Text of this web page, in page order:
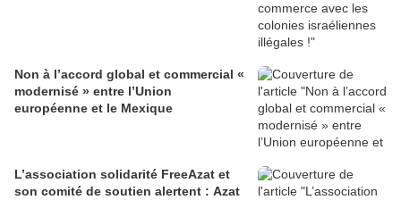
Non à l’accord global et commercial «
modernisé » entre l’Union
européenne et le Mexique
L’association solidarité FreeAzat et
son comité de soutien alertent : Azat